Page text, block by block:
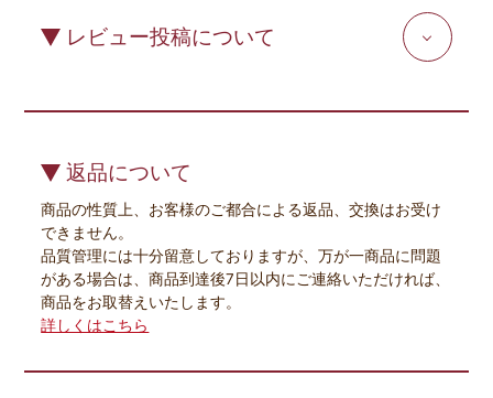
レビュー投稿について
返品について
商品の性質上、お客様のご都合による返品、交換はお受け
できません。
品質管理には十分留意しておりますが、万が一商品に問題
がある場合は、商品到達後7日以内にご連絡いただければ、
商品をお取替えいたします。
詳しくはこちら